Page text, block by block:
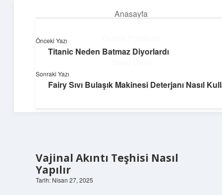
Anasayfa
Hakkımızda
Deniz Esintisi Hikayeler
Dalgalardan ilham alan neşeli bilgiler!
Vajinal Akıntı Teşhisi Nasıl
Yapılır
Tarih: Nisan 27, 2025
Önceki Yazı
Titanic Neden Batmaz Diyorlardı
Sonraki Yazı
Fairy Sıvı Bulaşık Makinesi Deterjanı Nasıl